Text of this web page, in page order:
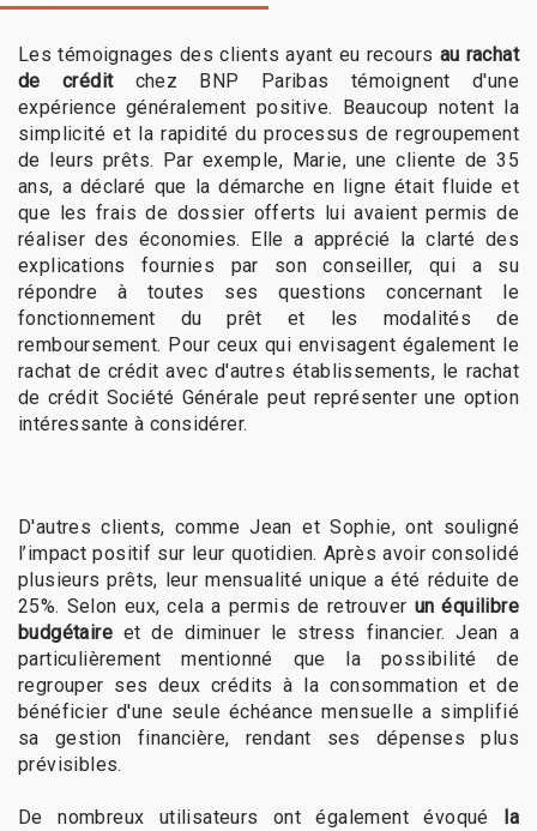
Les témoignages des clients ayant eu recours au rachat
de créditchez BNP Paribas témoignent d'une
expérience généralement positive. Beaucoup notent la
simplicité et la rapidité du processus de regroupement
de leurs prêts. Par exemple, Marie, une cliente de 35
ans, a déclaré que la démarche en ligne était fluide et
que les frais de dossier offerts lui avaient permis de
réaliser des économies. Elle a apprécié la clarté des
explications fournies par son conseiller, qui a su
répondre à toutes ses questions concernant le
fonctionnement du prêt et les modalités de
remboursement. Pour ceux qui envisagent également le
rachat de crédit avec d'autres établissements, le rachat
de crédit Société Générale peut représenter une option
intéressante à considérer.
D'autres clients, comme Jean et Sophie, ont souligné
l’impact positif sur leur quotidien. Après avoir consolidé
plusieurs prêts, leur mensualité unique a été réduite de
25%. Selon eux, cela a permis de retrouver un équilibre
budgétaire et de diminuer le stress financier. Jean a
particulièrement mentionné que la possibilité de
regrouper ses deux crédits à la consommation et de
bénéficier d'une seule échéance mensuelle a simplifié
sa gestion financière, rendant ses dépenses plus
prévisibles.
De nombreux utilisateurs ont également évoqué
la